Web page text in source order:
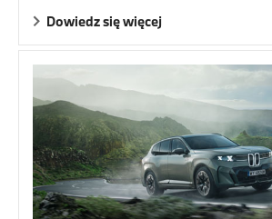
Dowiedz się więcej